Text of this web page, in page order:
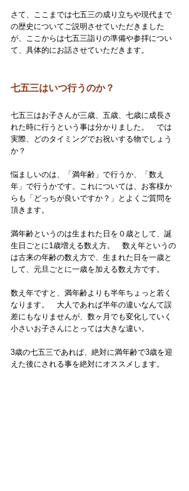
さて、ここまでは七五三の成り立ちや現代まで
の歴史についてご説明させていただきました
が、ここからは七五三詣りの準備や参拝につい
て、具体的にお話させていただきます。
七五三はいつ行うのか？
七五三はお子さんが三歳、五歳、七歳に成長さ
れた時に行うという事は分かりました。　では
実際、どのタイミングでお祝いする物でしょう
か？
悩ましいのは、「満年齢」で行うか、「数え
年」で行うかです。これについては、お客様か
らも「どっちが良いですか？」とよくご質問を
頂きます。
満年齢というのは生まれた日を０歳として、誕
生日ごとに1歳増える数え方。　数え年というの
は古来の年齢の数え方で、生まれた日を一歳と
して、元旦ごとに一歳を加える数え方です。
数え年ですと、満年齢よりも半年ちょっと若く
なります。　大人であれば半年の違いなんて誤
差にもなりませんが、数ヶ月でも変化していく
小さいお子さんにとっては大きな違い。
3歳の七五三であれば、絶対に満年齢で3歳を迎
えた後にされる事を絶対にオススメします。